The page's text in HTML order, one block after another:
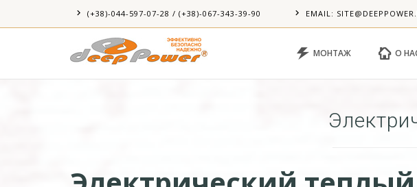
(+38)-044-597-07-28 / (+38)-067-343-39-90 EMAIL:
МОНТАЖ О